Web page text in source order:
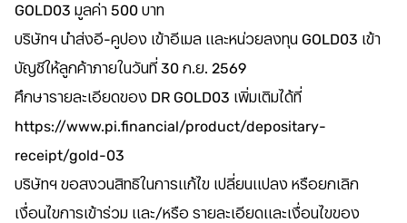
GOLD03 มูลค่า 500 บาท
บริษัทฯ นำส่งอี-คูปอง เข้าอีเมล และหน่วยลงทุน GOLD03 เข้า
บัญชีให้ลูกค้าภายในวันที่ 30 ก.ย. 2569
ศึกษารายละเอียดของ DR GOLD03 เพิ่มเติมได้ที่
https://www.pi.financial/product/depositary-
receipt/gold-03
บริษัทฯ ขอสงวนสิทธิในการแก้ไข เปลี่ยนแปลง หรือยกเลิก
เงื่อนไขการเข้าร่วม และ/หรือ รายละเอียดและเงื่อนไขของ